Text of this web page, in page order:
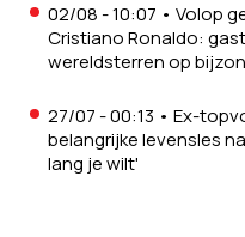
02/08 - 10:07 • Volop
Cristiano Ronaldo:
wereldsterren op
27/07 - 00:13 • Ex-
belangrijke levensles
lang je wilt'